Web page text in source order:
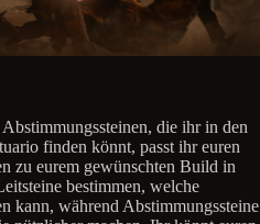
die ihr in den
finden könnt, passt ihr euren
zu eurem gewünschten Build in
bestimmen, welche
kann, während Abstimmungssteine